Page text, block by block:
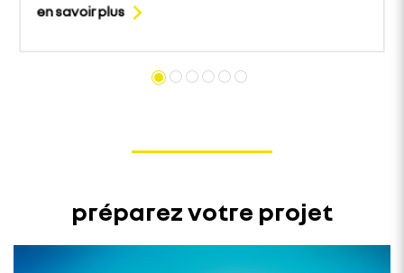
en savoir plus
préparez votre projet